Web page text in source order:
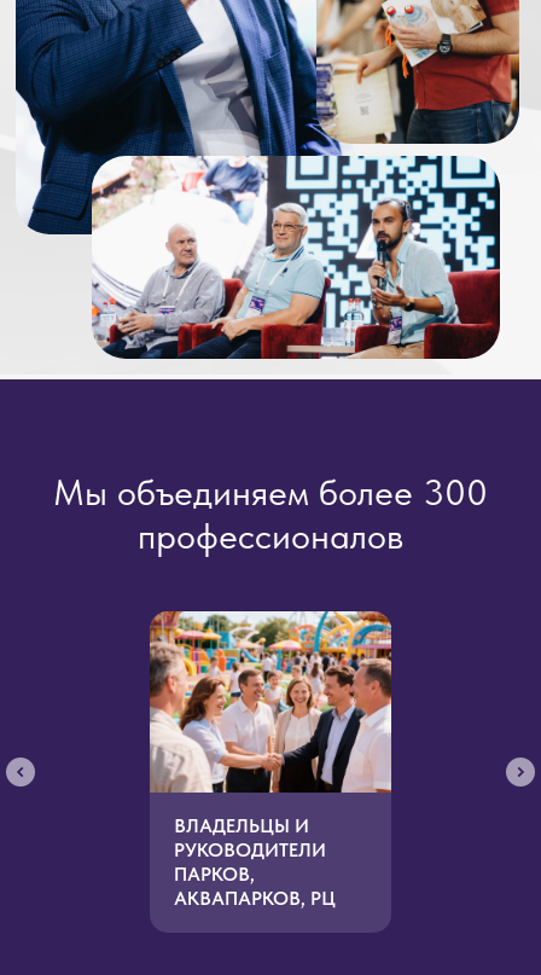
Мы объединяем более 300
профессионалов
ВЛАДЕЛЬЦЫ И
РУКОВОДИТЕЛИ
ПАРКОВ,
АКВАПАРКОВ, РЦ